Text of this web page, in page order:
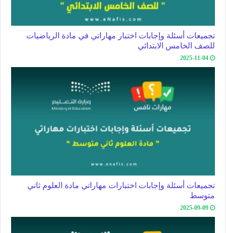
تجميعات أسئلة وإجابات اختبار مهاراتي في مادة الرياضيات
للصف الخامس الابتدائي
2025-11-04
تجميعات أسئلة وإجابات اختبارات مهاراتي مادة العلوم ثاني
متوسط
2025-09-09